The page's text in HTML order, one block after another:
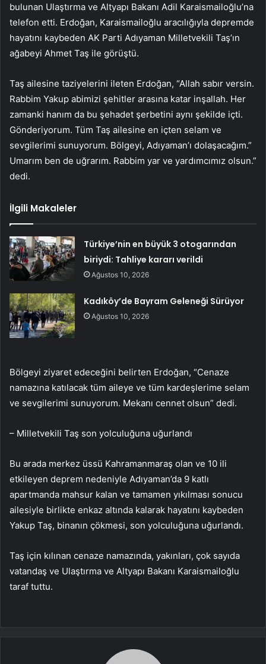
bulunan Ulaştırma ve Altyapı Bakanı Adil Karaismailoğlu’na
telefon etti. Erdoğan, Karaismailoğlu aracılığıyla depremde
hayatını kaybeden AK Parti Adıyaman Milletvekili Taş’ın
ağabeyi Ahmet Taş ile görüştü.
Taş ailesine taziyelerini ileten Erdoğan, “Allah sabır versin.
Rabbim Yakup abimizi şehitler arasına katar inşallah. Her
zamanki hanım da bu şehadet şerbetini aynı şekilde içti.
Gönderiyorum. Tüm Taş ailesine en içten selam ve
sevgilerimi sunuyorum. Bölgeyi, Adıyaman’ı dolaşacağım.”
Umarım ben de uğrarım. Rabbim yar ve yardımcımız olsun.”
dedi.
İlgili Makaleler
Türkiye’nin en büyük 3 otogarından
biriydi: Tahliye kararı verildi
Ağustos 10, 2026
Kadıköy’de Bayram Geleneği Sürüyor
Ağustos 10, 2026
Bölgeyi ziyaret edeceğini belirten Erdoğan, “Cenaze
namazına katılacak tüm aileye ve tüm kardeşlerime selam
ve sevgilerimi sunuyorum. Mekanı cennet olsun” dedi.
– Milletvekili Taş son yolculuğuna uğurlandı
Bu arada merkez üssü Kahramanmaraş olan ve 10 ili
etkileyen deprem nedeniyle Adıyaman’da 9 katlı
apartmanda mahsur kalan ve tamamen yıkılması sonucu
ailesiyle birlikte enkaz altında kalarak hayatını kaybeden
Yakup Taş, binanın çökmesi, son yolculuğuna uğurlandı.
Taş için kılınan cenaze namazında, yakınları, çok sayıda
vatandaş ve Ulaştırma ve Altyapı Bakanı Karaismailoğlu
taraf tuttu.